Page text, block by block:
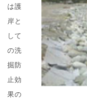
は護
岸と
して
の洗
掘防
止効
果の